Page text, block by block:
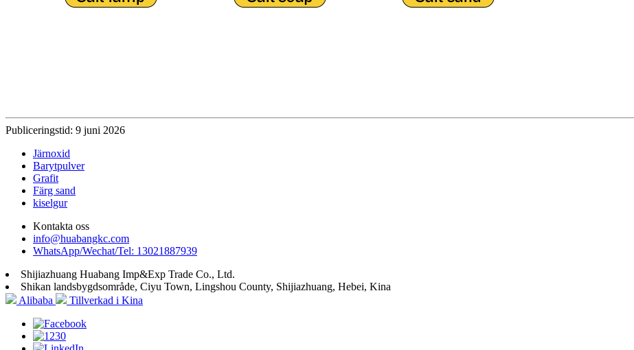
Publiceringstid: 9 juni 2026
Järnoxid
Barytpulver
Grafit
Färg sand
kiselgur
Kontakta oss
info@huabangkc.com
WhatsApp/Wechat/Tel: 13021887939
Shijiazhuang Huabang Imp&Exp Trade Co., Ltd.
Shikan landsbygdsområde, Ciyu Town, Lingshou County, Shijiazhuang, Hebei, Kina
Alibaba
Tillverkad i Kina